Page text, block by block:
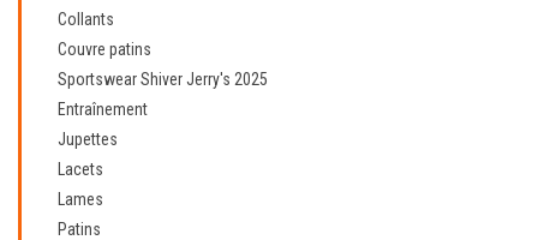
Collants
Couvre patins
Sportswear Shiver Jerry's 2025
Entraînement
Jupettes
Lacets
Lames
Patins